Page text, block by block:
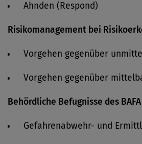
Ahnden (Respond)
Risikomanagement bei
Vorgehen gegenüber
Vorgehen gegenüber
Behördliche Befugnisse des BAFA
Gefahrenabwehr- und